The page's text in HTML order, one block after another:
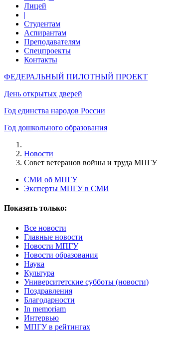
Лицей
|
Студентам
Аспирантам
Преподавателям
Спецпроекты
Контакты
ФЕДЕРАЛЬНЫЙ ПИЛОТНЫЙ ПРОЕКТ
День открытых дверей
Год единства народов России
Год дошкольного образования
Новости
Совет ветеранов войны и труда МПГУ
СМИ об МПГУ
Эксперты МПГУ в СМИ
Показать только:
Все новости
Главные новости
Новости МПГУ
Новости образования
Наука
Культура
Университетские субботы (новости)
Поздравления
Благодарности
In memoriam
Интервью
МПГУ в рейтингах